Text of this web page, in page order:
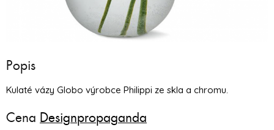
Popis
Kulaté vázy Globo výrobce Philippi ze skla a chromu.
Cena Designpropaganda